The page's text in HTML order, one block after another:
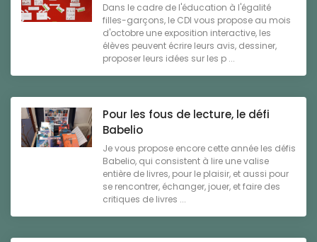
Dans le cadre de l'éducation à l'égalité
filles-garçons, le CDI vous propose au mois
d'octobre une exposition interactive, les
élèves peuvent écrire leurs avis, dessiner,
proposer leurs idées sur les p ...
Pour les fous de lecture, le défi
Babelio
Je vous propose encore cette année les défis
Babelio, qui consistent à lire une valise
entière de livres, pour le plaisir, et aussi pour
se rencontrer, échanger, jouer, et faire des
critiques de livres ...